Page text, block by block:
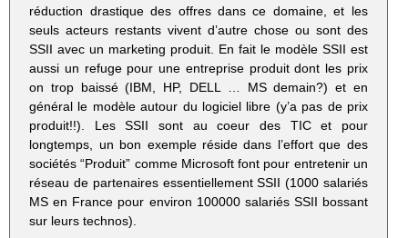
réduction drastique des offres dans ce domaine, et les
seuls acteurs restants vivent d’autre chose ou sont des
SSII avec un marketing produit. En fait le modèle SSII est
aussi un refuge pour une entreprise produit dont les prix
on trop baissé (IBM, HP, DELL … MS demain?) et en
général le modèle autour du logiciel libre (y’a pas de prix
produit!!). Les SSII sont au coeur des TIC et pour
longtemps, un bon exemple réside dans l’effort que des
sociétés “Produit” comme Microsoft font pour entretenir un
réseau de partenaires essentiellement SSII (1000 salariés
MS en France pour environ 100000 salariés SSII bossant
sur leurs technos).